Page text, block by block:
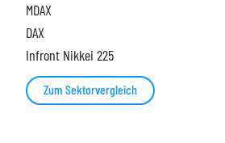
MDAX
DAX
Infront Nikkei 225
Zum Sektorvergleich